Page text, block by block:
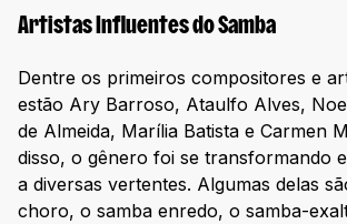
Artistas Influentes do Samba
Dentre os primeiros compositores e
estão Ary Barroso, Ataulfo Alves,
de Almeida, Marília Batista e Carmen
disso, o gênero foi se transformando
a diversas vertentes. Algumas delas
choro, o samba enredo, o samba-